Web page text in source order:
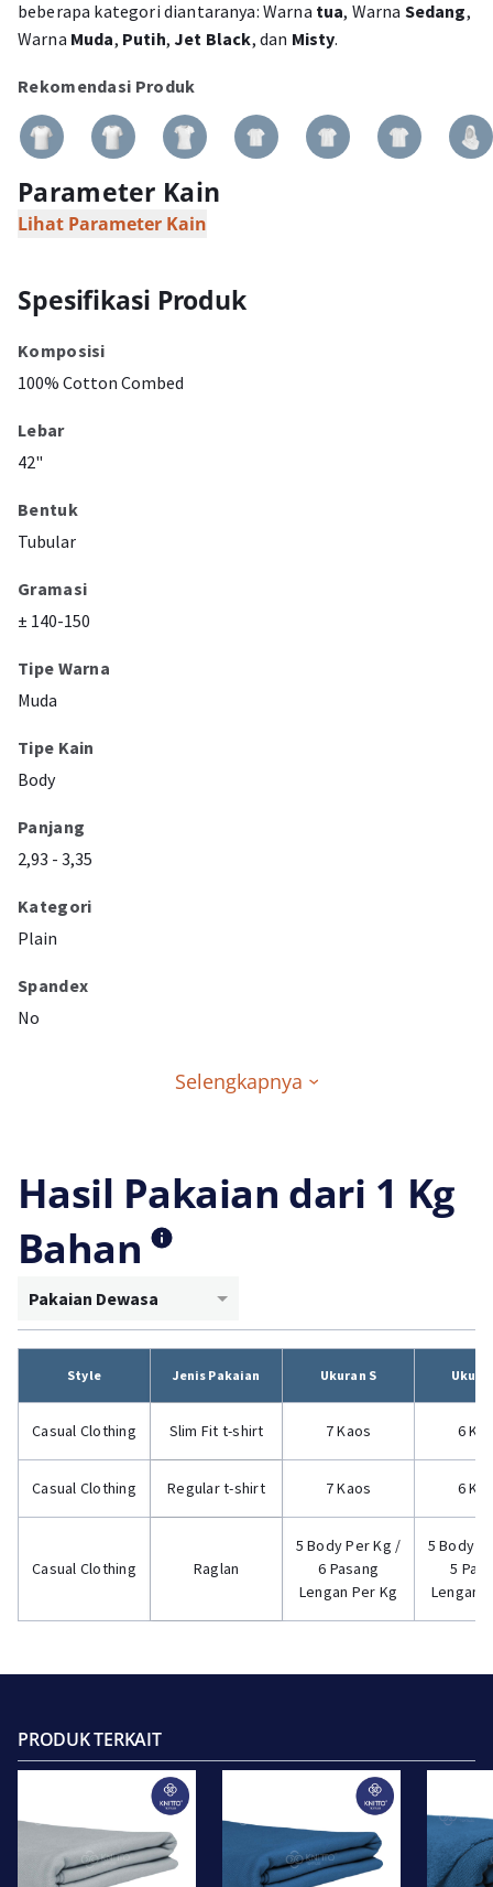
beberapa kategori diantaranya: Warna tua, Warna Sedang,
Warna Muda, Putih,Jet Black, dan Misty.
Rekomendasi Produk
Parameter Kain
Lihat Parameter Kain
Spesifikasi Produk
Komposisi
100% Cotton Combed
Lebar
42"
Bentuk
Tubular
Gramasi
± 140-150
Tipe Warna
Muda
Tipe Kain
Body
Panjang
2,93 - 3,35
Kategori
Plain
Spandex
No
Selengkapnya
Hasil Pakaian dari 1 Kg
Bahan
Pakaian Dewasa
Style Jenis Pakaian Ukuran S
Casual Clothing Slim Fit t-shirt 7 Kaos 6
Casual Clothing Regular t-shirt 7 Kaos 6
Casual Clothing Raglan
5 Body Per Kg /
6 Pasang
Lengan Per Kg
5 Body
5
Lengan
PRODUK TERKAIT